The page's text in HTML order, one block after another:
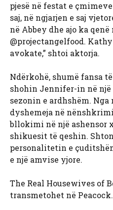
pjesë në festat e
saj, në ngjarjen e saj
në Abbey dhe ajo ka
@projectangelfood.
avokate,” shtoi aktorja.
Ndërkohë, shumë fansa
shohin Jennifer-in në
sezonin e ardhshëm. Nga
dyshemeja në
bllokimi në një ashensor
shikuesit të qeshin.
personalitetin e
e një amvise yjore.
The Real Housewives of
transmetohet në Peacock.